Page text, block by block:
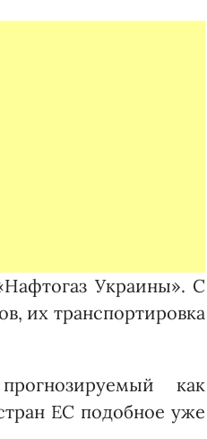
Украины». С
их транспортировка
как
ЕС подобное уже